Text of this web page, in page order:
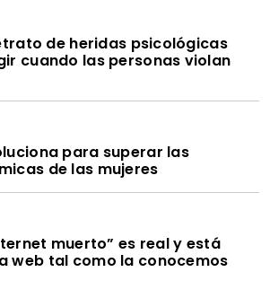
de heridas psicológicas
cuando las personas violan
para superar las
de las mujeres
muerto” es real y está
web tal como la conocemos